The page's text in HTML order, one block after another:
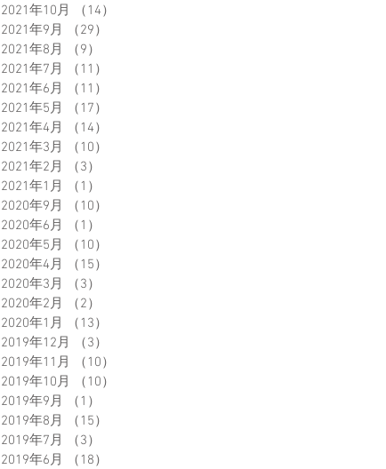
2021年10月
（14）
2021年9月
（29）
2021年8月
（9）
2021年7月
（11）
2021年6月
（11）
2021年5月
（17）
2021年4月
（14）
2021年3月
（10）
2021年2月
（3）
2021年1月
（1）
2020年9月
（10）
2020年6月
（1）
2020年5月
（10）
2020年4月
（15）
2020年3月
（3）
2020年2月
（2）
2020年1月
（13）
2019年12月
（3）
2019年11月
（10）
2019年10月
（10）
2019年9月
（1）
2019年8月
（15）
2019年7月
（3）
2019年6月
（18）